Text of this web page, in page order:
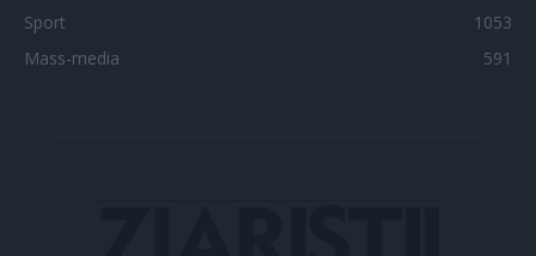
Sport
1053
Mass-media
591